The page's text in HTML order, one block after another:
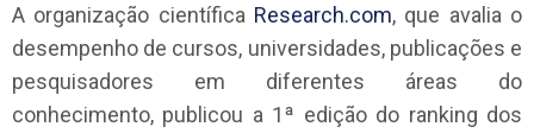
A organização científica Research.com, que avalia o
desempenho de cursos, universidades, publicações e
pesquisadores em diferentes áreas do
conhecimento, publicou a 1ª edição do ranking dos